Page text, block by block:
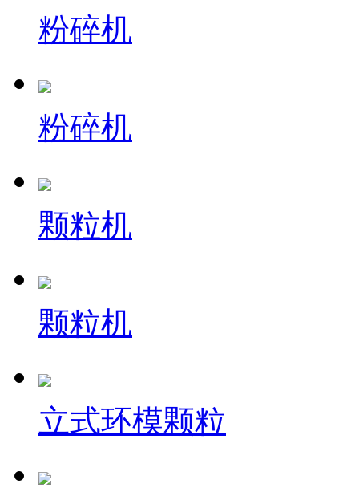
粉碎机
粉碎机
颗粒机
颗粒机
立式环模颗粒